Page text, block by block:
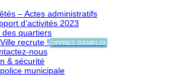
– Actes administratifs
d’activités 2023
des quartiers
recrute ! OFFRES D'EMPLOI
nous
& sécurité
municipale